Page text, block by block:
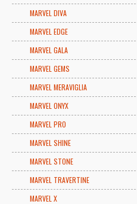
MARVEL DIVA
MARVEL EDGE
MARVEL GALA
MARVEL GEMS
MARVEL MERAVIGLIA
MARVEL ONYX
MARVEL PRO
MARVEL SHINE
MARVEL STONE
MARVEL TRAVERTINE
MARVEL X